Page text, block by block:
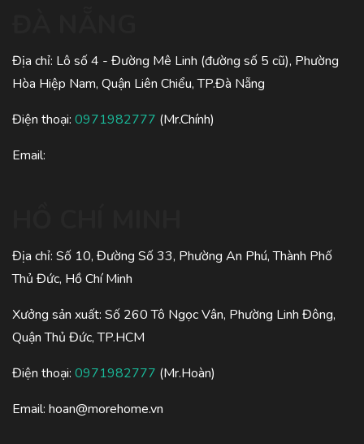
Địa chỉ: Lô số 4 - Đường Mê Linh (đường số 5 cũ), Phường
Hòa Hiệp Nam, Quận Liên Chiểu, TP.Đà Nẵng
Điện thoại: 0971982777 (Mr.Chính)
Email:
Địa chỉ: Số 10, Đường Số 33, Phường An Phú, Thành Phố
Thủ Đức, Hồ Chí Minh
Xưởng sản xuất: Số 260 Tô Ngọc Vân, Phường Linh Đông,
Quận Thủ Đức, TP.HCM
Điện thoại: 0971982777 (Mr.Hoàn)
Email: hoan@morehome.vn